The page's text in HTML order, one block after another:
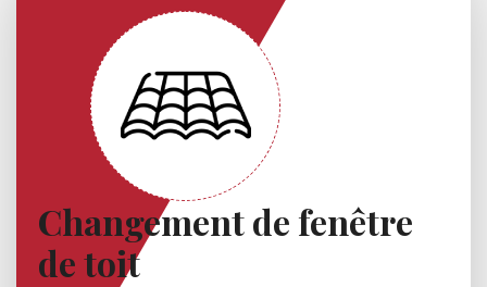
Changement de fenêtre
de toit